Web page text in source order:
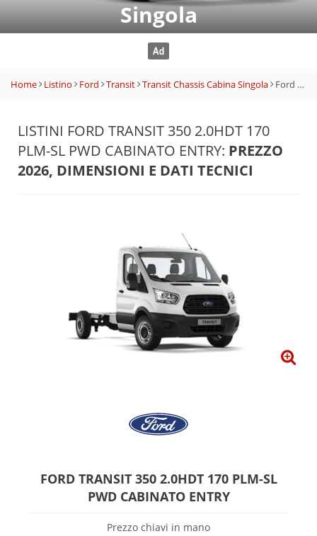
Singola
Home Listino Ford Transit Transit Chassis Cabina Singola Ford Transit 350 2.0HDT 170 PLM-SL PWD Cabinato Entry
LISTINI FORD TRANSIT 350 2.0HDT 170
PLM-SL PWD CABINATO ENTRY: PREZZO
2026, DIMENSIONI E DATI TECNICI
FORD TRANSIT 350 2.0HDT 170 PLM-SL
PWD CABINATO ENTRY
Prezzo chiavi in mano